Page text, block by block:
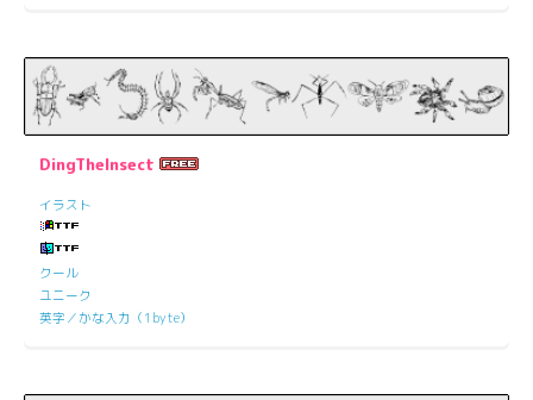
DingTheInsect
イラスト
クール
ユニーク
英字／かな入力（1byte）